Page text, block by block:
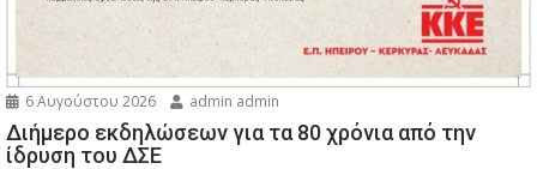
6 Αυγούστου 2026 admin admin
Διήμερο εκδηλώσεων για τα 80 χρόνια από την
ίδρυση του ΔΣΕ